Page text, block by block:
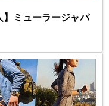
】ミューラージャパ